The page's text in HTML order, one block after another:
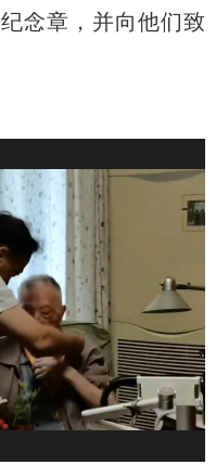
纪念章，并向他们致